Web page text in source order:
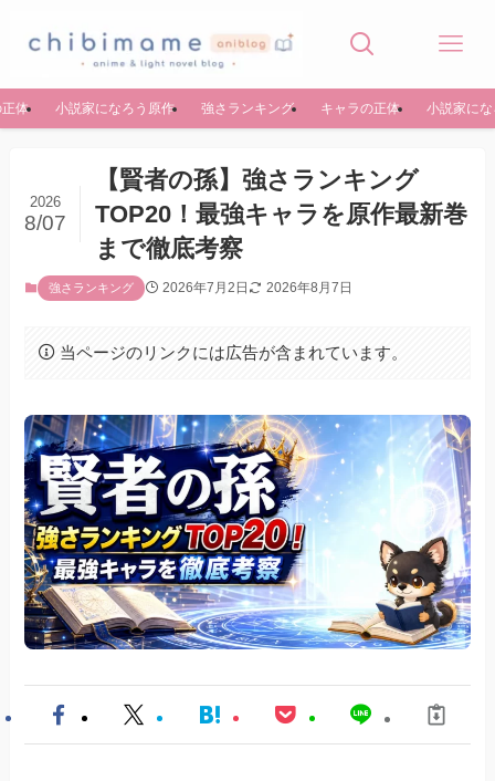
体 小説家になろう原作 強さランキング キャラの正体 小説家に
【賢者の孫】強さランキング
TOP20！最強キャラを原作最新巻
まで徹底考察
2026
8/07
強さランキング 2026年7月2日 2026年8月7日
当ページのリンクには広告が含まれています。